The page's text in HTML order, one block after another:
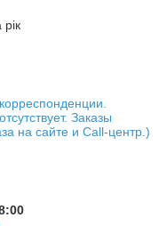
Заказы
на сайте и Call-центр.)